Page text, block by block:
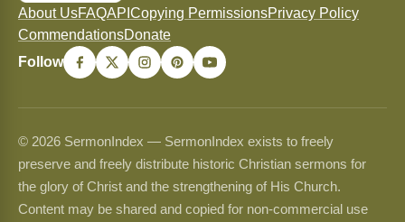
About UsFAQAPI Copying PermissionsPrivacy Policy
CommendationsDonate
Follow
© 2026 SermonIndex — SermonIndex exists to freely
preserve and freely distribute historic Christian sermons for
the glory of Christ and the strengthening of His Church.
Content may be shared and copied for non-commercial use